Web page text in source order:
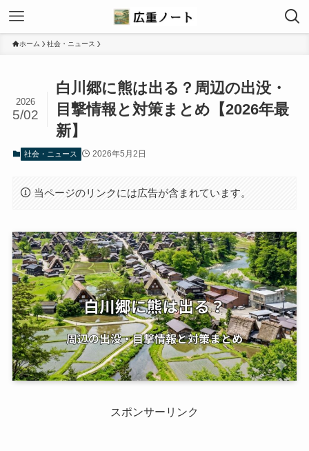
ホーム 社会・ニュース
白川郷に熊は出る？周辺の出没・
目撃情報と対策まとめ【2026年最
新】
2026
5/02
社会・ニュース 2026年5月2日
当ページのリンクには広告が含まれています。
スポンサーリンク